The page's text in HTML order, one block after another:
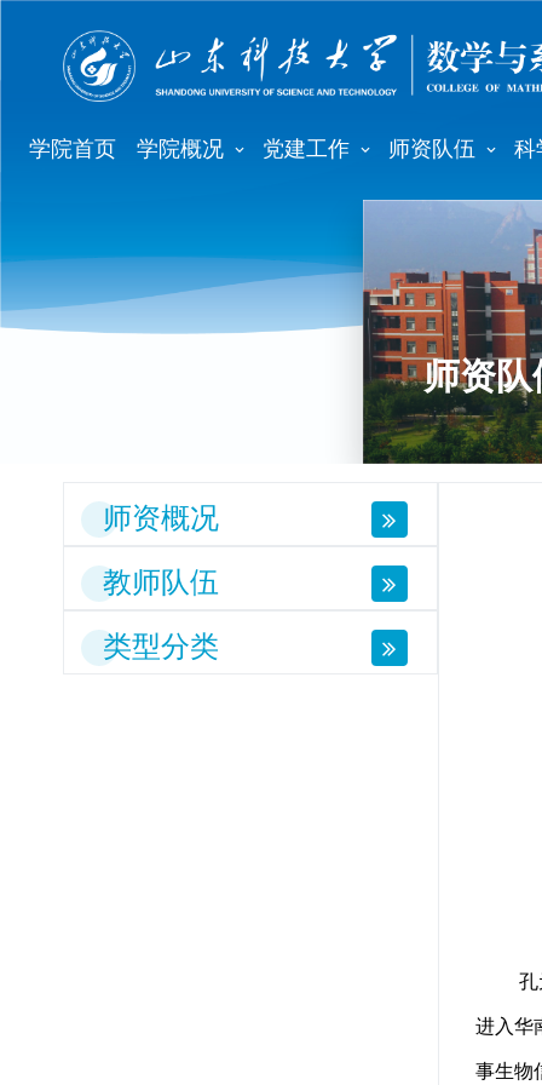
学院首页 学院概况 党建工作 师资队伍 科
师资队
师资概况
教师队伍
类型分类
孔
进入华
事生物